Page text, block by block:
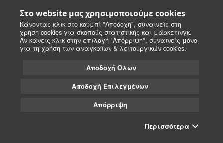
Στο website μας χρησιμοποιούμε cookies
Κάνοντας κλικ στο κουμπί "Αποδοχή", συναινείς στη
χρήση cookies για σκοπούς στατιστικής και μάρκετινγκ.
Αν κάνεις κλικ στην επιλογή "Απόρριψη", συναινείς μόνο
για τη χρήση των αναγκαίων & λειτουργικών cookies.
Αποδοχή Όλων
Αποδοχή Επιλεγμένων
Απόρριψη
Περισσότερα